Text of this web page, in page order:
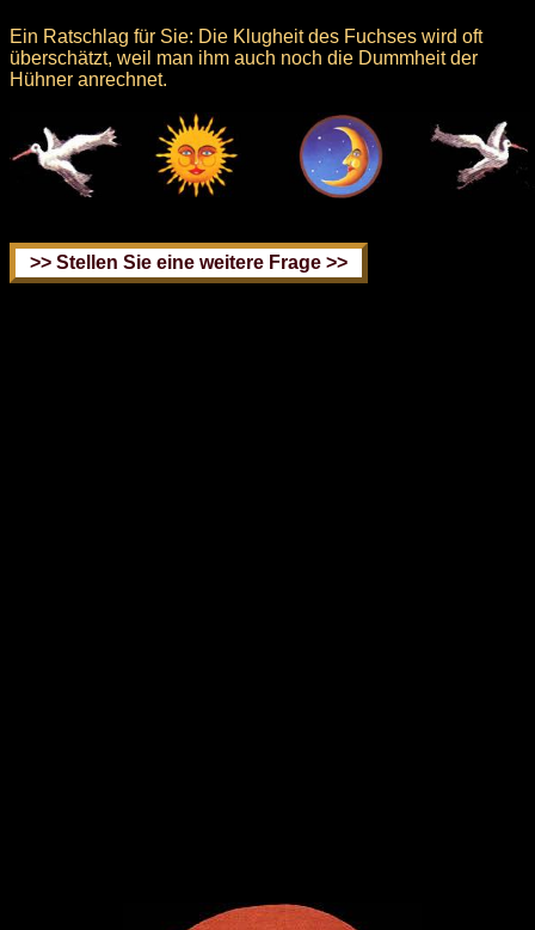
Ein Ratschlag für Sie: Die Klugheit des Fuchses wird oft
überschätzt, weil man ihm auch noch die Dummheit der
Hühner anrechnet.